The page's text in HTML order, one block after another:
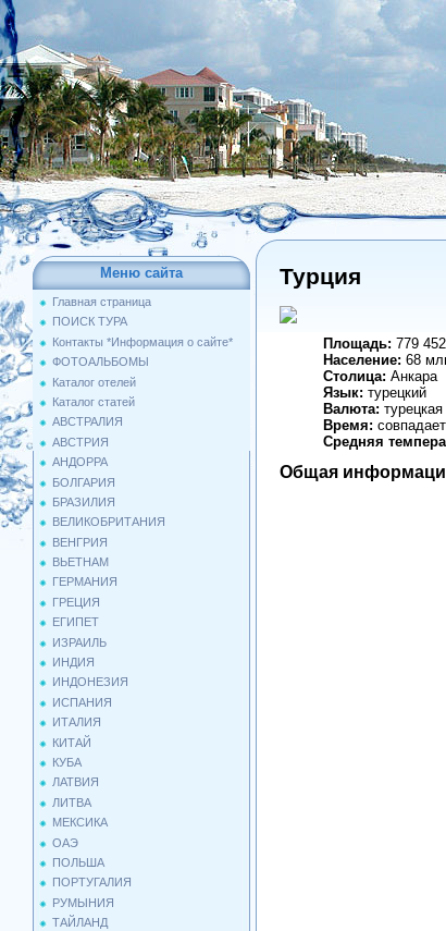
Меню сайта
Главная страница
ПОИСК ТУРА
Контакты *Информация о сайте*
ФОТОАЛЬБОМЫ
Каталог отелей
Каталог статей
АВСТРАЛИЯ
АВСТРИЯ
АНДОРРА
БОЛГАРИЯ
БРАЗИЛИЯ
ВЕЛИКОБРИТАНИЯ
ВЕНГРИЯ
ВЬЕТНАМ
ГЕРМАНИЯ
ГРЕЦИЯ
ЕГИПЕТ
ИЗРАИЛЬ
ИНДИЯ
ИНДОНЕЗИЯ
ИСПАНИЯ
ИТАЛИЯ
КИТАЙ
КУБА
ЛАТВИЯ
ЛИТВА
МЕКСИКА
ОАЭ
ПОЛЬША
ПОРТУГАЛИЯ
РУМЫНИЯ
ТАЙЛАНД
Турция
Площадь: 779
Население: 68
Столица: Анкара
Язык: турецкий
Валюта:
Время:
Средняя
Общая